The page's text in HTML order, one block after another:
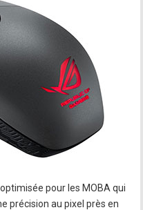
pour les MOBA qui
précision au pixel près en